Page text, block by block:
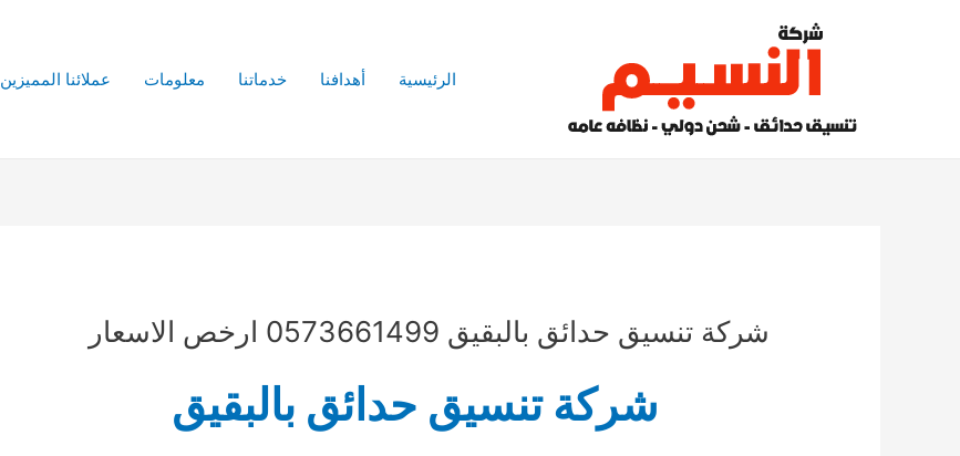
الرئيسية أهدافنا خدماتنا معلومات عملائنا المميزين
شركة تنسيق حدائق بالبقيق 0573661499 ارخص الاسعار
شركة تنسيق حدائق بالبقيق